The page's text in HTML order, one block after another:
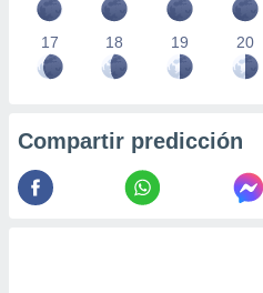
17 18 19 20
Compartir predicción